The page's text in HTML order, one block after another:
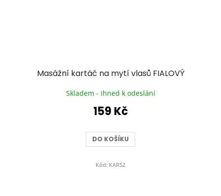
Masážní kartáč na mytí vlasů FIALOVÝ
Skladem - ihned k odeslání
159 Kč
DO KOŠÍKU
Kód: KAR52